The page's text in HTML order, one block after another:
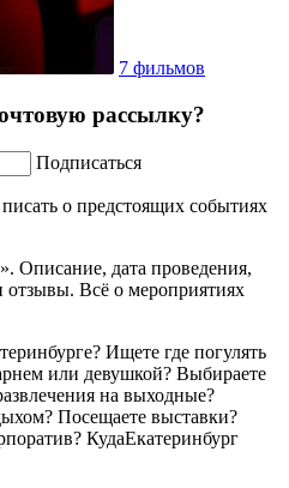
7 фильмов
рассылку?
Подписаться
о предстоящих событиях
Описание, дата проведения,
Всё о мероприятиях
Ищете где погулять
или девушкой? Выбираете
на выходные?
Посещаете выставки?
КудаЕкатеринбург